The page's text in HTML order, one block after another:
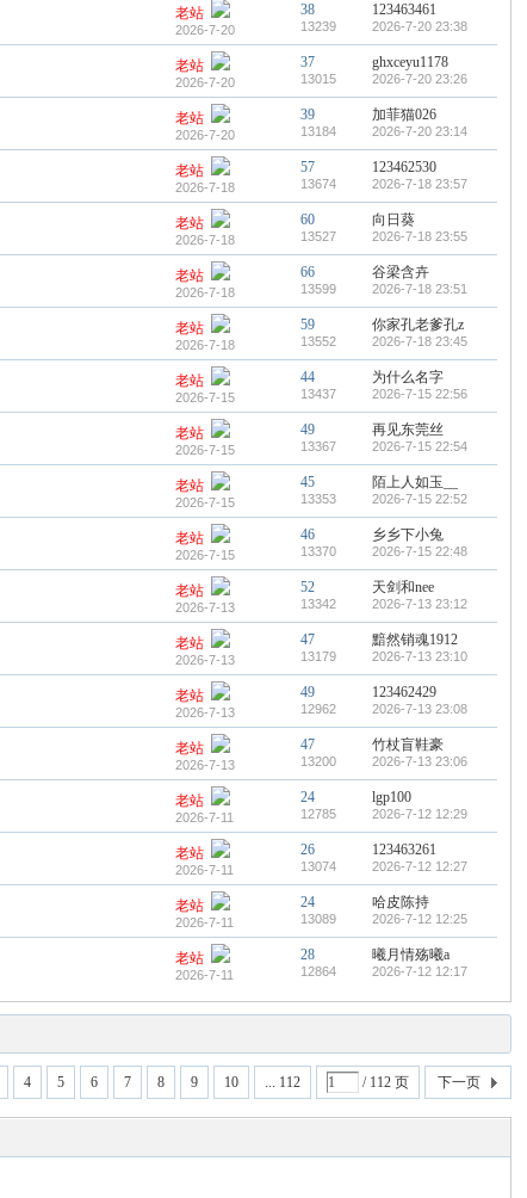
老站
2026-7-20
38
13239
123463461
2026-7-20 23:38
老站
2026-7-20
37
13015
ghxceyu1178
2026-7-20 23:26
老站
2026-7-20
39
13184
加菲猫026
2026-7-20 23:14
老站
2026-7-18
57
13674
123462530
2026-7-18 23:57
老站
2026-7-18
60
13527
向日葵
2026-7-18 23:55
老站
2026-7-18
66
13599
谷梁含卉
2026-7-18 23:51
老站
2026-7-18
59
13552
你家孔老爹孔z
2026-7-18 23:45
老站
2026-7-15
44
13437
为什么名字
2026-7-15 22:56
老站
2026-7-15
49
13367
再见东莞丝
2026-7-15 22:54
老站
2026-7-15
45
13353
陌上人如玉__
2026-7-15 22:52
老站
2026-7-15
46
13370
乡乡下小兔
2026-7-15 22:48
老站
2026-7-13
52
13342
天剑和nee
2026-7-13 23:12
老站
2026-7-13
47
13179
黯然销魂1912
2026-7-13 23:10
老站
2026-7-13
49
12962
123462429
2026-7-13 23:08
老站
2026-7-13
47
13200
竹杖盲鞋豪
2026-7-13 23:06
老站
2026-7-11
24
12785
lgp100
2026-7-12 12:29
老站
2026-7-11
26
13074
123463261
2026-7-12 12:27
老站
2026-7-11
24
13089
哈皮陈持
2026-7-12 12:25
老站
2026-7-11
28
12864
曦月情殇曦a
2026-7-12 12:17
4 5 6 7 8 9 10 ... 112 / 112 页 下一页